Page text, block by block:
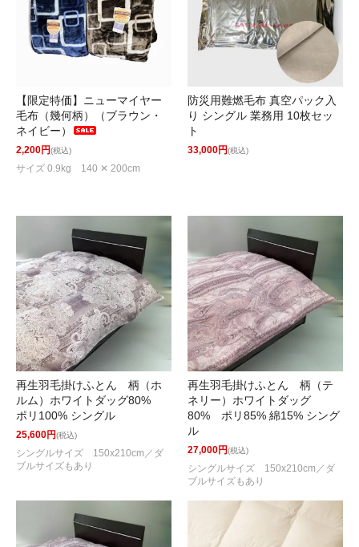
【限定特価】ニューマイヤー
毛布（幾何柄）（ブラウン・
ネイビー）
2,200円(税込)
サイズ 0.9kg 140 ✕ 200cm
防災用難燃毛布 真空パック入
り シングル 業務用 10枚セッ
ト
33,000円(税込)
再生羽毛掛けふとん 柄（ホ
ルム）ホワイトダッグ80%
ポリ100% シングル
25,600円(税込)
シングルサイズ 150x210cm／ダ
ブルサイズもあり
再生羽毛掛けふとん 柄（テ
ネリー）ホワイトダッグ
80% ポリ85% 綿15% シング
ル
27,000円(税込)
シングルサイズ 150x210cm／ダ
ブルサイズもあり